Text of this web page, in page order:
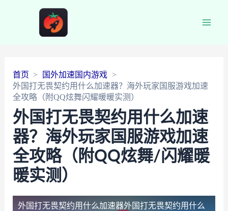
首页
国外加速国内游戏
外国打无畏契约用什么加速器？海外玩家国服游戏加速
全攻略（附QQ炫舞闪耀暖暖实测）
外国打无畏契约用什么加速
器？海外玩家国服游戏加速
全攻略（附QQ炫舞/闪耀暖
暖实测）
外国打无畏契约用什么加速器外国打无畏契约用什么